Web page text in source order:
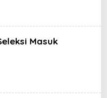
Masuk